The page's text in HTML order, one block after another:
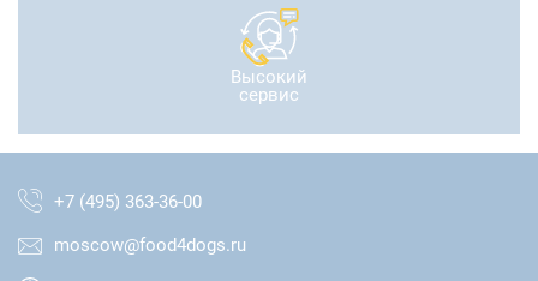
Высокий
сервис
+7 (495) 363-36-00
moscow@food4dogs.ru